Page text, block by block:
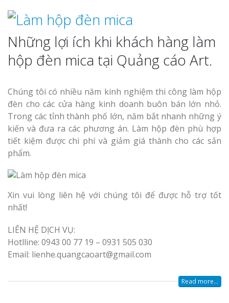
Những lợi ích khi khách hàng làm
hộp đèn mica tại Quảng cáo Art.
Chúng tôi có nhiều năm kinh nghiệm thi công làm hộp
đèn cho các cửa hàng kinh doanh buôn bán lớn nhỏ.
Trong các tỉnh thành phố lớn, năm bắt nhanh những ý
kiến và đưa ra các phương án. Làm hộp đèn phù hợp
tiết kiệm được chi phí và giảm giá thành cho các sản
phẩm.
Xin vui lòng liên hệ với chúng tôi để được hỗ trợ tốt
nhất!
LIÊN HỆ DỊCH VỤ:
Hotlline: 0943 00 77 19 – 0931 505 030
Email: lienhe.quangcaoart@gmail.com
Read more...
Ma Trận
Thi Công
Nghiệp
Làm Biển
Mica Tại Vinh Lấy
Mỹ Phẩm Vinh Thu